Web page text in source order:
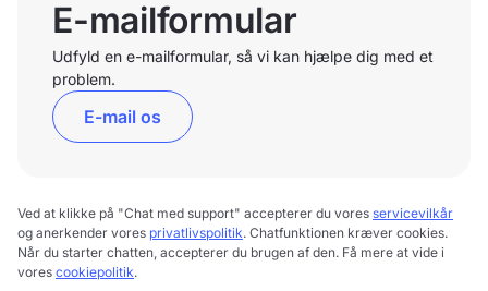
E-mailformular
Udfyld en e-mailformular, så vi kan hjælpe dig med et
problem.
E-mail os
Ved at klikke på "Chat med support" accepterer du vores servicevilkår
og anerkender vores privatlivspolitik. Chatfunktionen kræver cookies.
Når du starter chatten, accepterer du brugen af den. Få mere at vide i
vores cookiepolitik.